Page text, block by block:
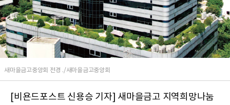
새마을금고중앙회 전경 ./새마을금고중앙회
[비욘드포스트 신용승 기자] 새마을금고 지역희망나눔